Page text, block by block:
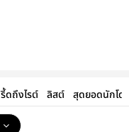
รี้ดถึงไรต์ ลิสต์ สุดยอดนักโด